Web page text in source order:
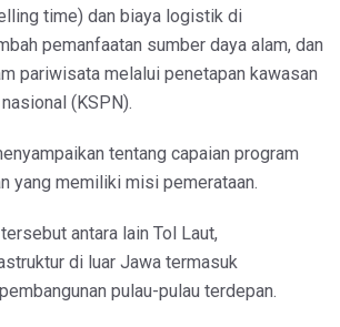
time) dan biaya logistik di
pemanfaatan sumber daya alam, dan
pariwisata melalui penetapan kawasan
(KSPN).
tentang capaian program
yang memiliki misi pemerataan.
antara lain Tol Laut,
di luar Jawa termasuk
pulau-pulau terdepan.